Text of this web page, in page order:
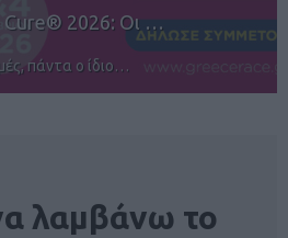
Άνοιγμα ε…
λαμβάνω το